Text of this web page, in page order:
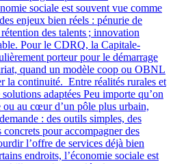
sociale est souvent vue comme
enjeux bien réels : pénurie de
des talents ; innovation
Pour le CDRQ, la Capitale-
porteur pour le démarrage
quand un modèle coop ou OBNL
la continuité. Entre réalités rurales et
adaptées Peu importe qu’on
au cœur d’un pôle plus urbain,
: des outils simples, des
concrets pour accompagner des
l’offre de services déjà bien
endroits, l’économie sociale est